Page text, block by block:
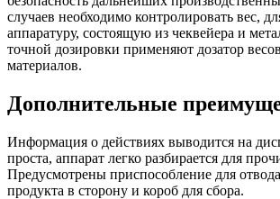
случаев необходимо контролировать вес,
аппаратуру, состоящую из чеквейера и
точной дозировки применяют дозатор
материалов.
Дополнительные
Информация о действиях выводится на
проста, аппарат легко разбирается для
Предусмотрены приспособление для
продукта в сторону и короб для сбора.